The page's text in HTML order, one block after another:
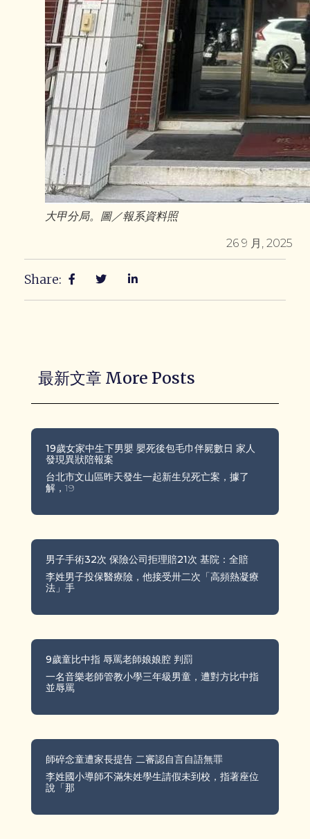
大甲分局。圖／報系資料照
26 9 月, 2025
Share:
最新文章 More Posts
19歲女家中生下男嬰 嬰死後包毛巾伴屍數日 家人
發現異狀陪報案
台北市文山區昨天發生一起新生兒死亡案，據了
解，19
男子手術32次 保險公司拒理賠21次 基院：全賠
李姓男子投保醫療險，他接受卅二次「高頻熱凝療
法」手
9歲童比中指 辱罵老師娘娘腔 判罰
一名音樂老師管教小學三年級男童，遭對方比中指
並辱罵
師碎念童遭家長提告 二審認自言自語無罪
李姓國小導師不滿朱姓學生請假未到校，指著座位
說「那